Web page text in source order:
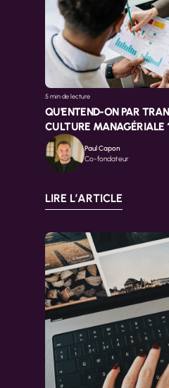
5 min de lecture
QU'ENTEND-ON PAR
CULTURE MANAGÉRIALE
Paul Capon
Co-fondateur
LIRE L’ARTICLE